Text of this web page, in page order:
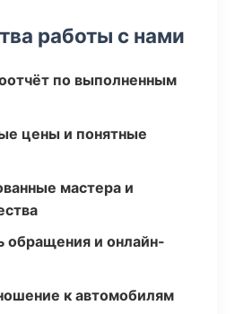
работы с нами
по выполненным
цены и понятные
мастера и
обращения и онлайн-
к автомобилям